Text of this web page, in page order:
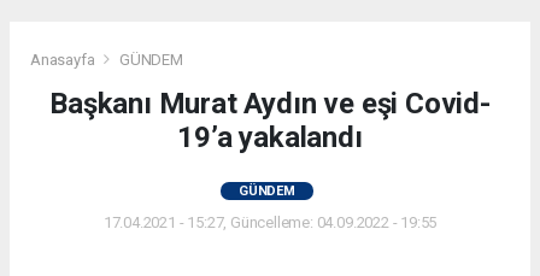
Anasayfa GÜNDEM
Başkanı Murat Aydın ve eşi Covid-
19’a yakalandı
GÜNDEM
17.04.2021 - 15:27, Güncelleme: 04.09.2022 - 19:55